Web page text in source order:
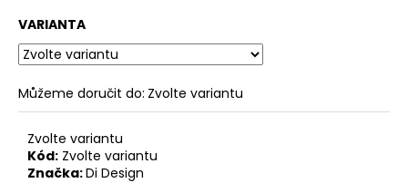
VARIANTA
Můžeme doručit do: Zvolte variantu
Zvolte variantu
Kód: Zvolte variantu
Značka:Di Design
D
o
p
o
r
u
č
u